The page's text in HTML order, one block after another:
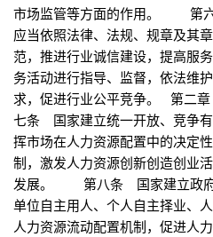
市场监管等方面的作用。 第
应当依照法律、法规、规章及其
范，推进行业诚信建设，提高服
务活动进行指导、监督，依法维
求，促进行业公平竞争。 第
七条 国家建立统一开放、竞争
挥市场在人力资源配置中的决定
制，激发人力资源创新创造创业
发展。 第八条 国家建立政府
单位自主用人、个人自主择业、
人力资源流动配置机制，促进